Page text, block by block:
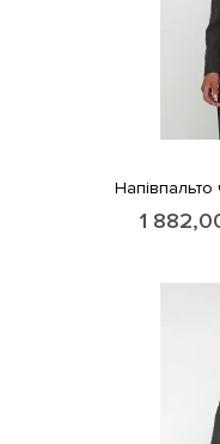
Напівпальто
1